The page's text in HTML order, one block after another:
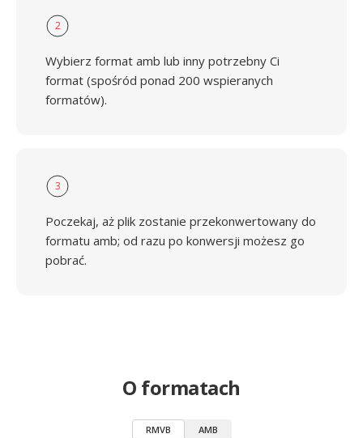
2
Wybierz format amb lub inny potrzebny Ci
format (spośród ponad 200 wspieranych
formatów).
3
Poczekaj, aż plik zostanie przekonwertowany do
formatu amb; od razu po konwersji możesz go
pobrać.
O formatach
RMVB AMB